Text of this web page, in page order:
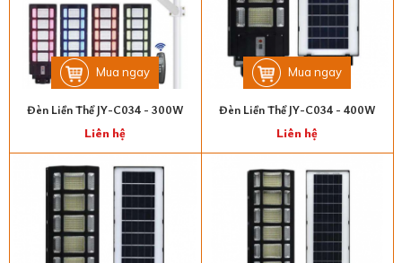
Mua ngay
Đèn Liền Thể JY-C034 - 300W
Liên hệ
Mua ngay
Đèn Liền Thể JY-C034 - 400W
Liên hệ